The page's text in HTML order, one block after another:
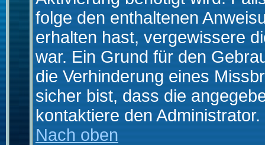
folge den enthaltenen
erhalten hast, vergewissere
war. Ein Grund für den
die Verhinderung eines
sicher bist, dass die
kontaktiere den Administrator.
Nach oben